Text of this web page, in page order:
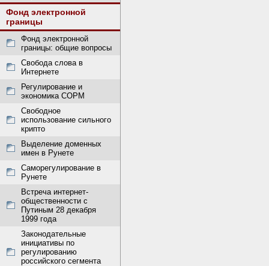
Фонд электронной
границы
Фонд электронной
границы: общие вопросы
Свобода слова в
Интернете
Регулирование и
экономика СОРМ
Свободное
использование сильного
крипто
Выделение доменных
имен в Рунете
Саморегулирование в
Рунете
Встреча интернет-
общественности с
Путиным 28 декабря
1999 года
Законодательные
инициативы по
регулированию
российского сегмента